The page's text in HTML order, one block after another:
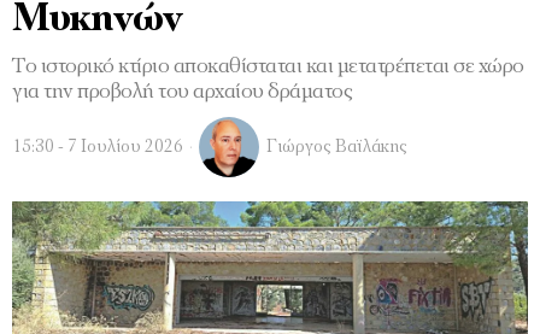
Μυκηνών
Το ιστορικό κτίριο αποκαθίσταται και μετατρέπεται σε χώρο
για την προβολή του αρχαίου δράματος
15:30 - 7 Ιουλίου 2026 Γιώργος Βαϊλάκης